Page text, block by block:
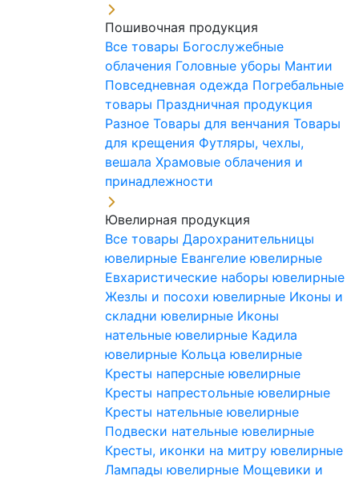
Пошивочная продукция
Все товары Богослужебные
облачения Головные уборы Мантии
Повседневная одежда Погребальные
товары Праздничная продукция
Разное Товары для венчания Товары
для крещения Футляры, чехлы,
вешала Храмовые облачения и
принадлежности
Ювелирная продукция
Все товары Дарохранительницы
ювелирные Евангелие ювелирные
Евхаристические наборы ювелирные
Жезлы и посохи ювелирные Иконы и
складни ювелирные Иконы
нательные ювелирные Кадила
ювелирные Кольца ювелирные
Кресты наперсные ювелирные
Кресты напрестольные ювелирные
Кресты нательные ювелирные
Подвески нательные ювелирные
Кресты, иконки на митру ювелирные
Лампады ювелирные Мощевики и